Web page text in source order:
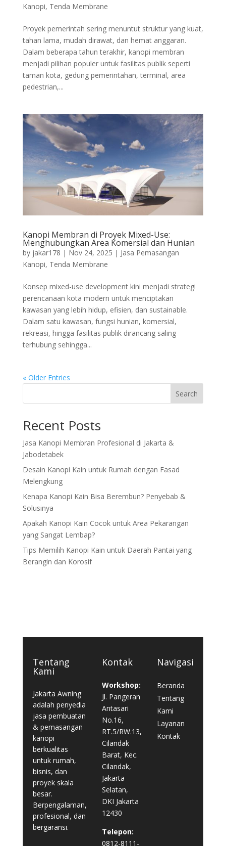
Kanopi, Tenda Membrane
Proyek pemerintah sering menuntut struktur yang kuat,
tahan lama, mudah dirawat, dan hemat anggaran.
Dalam beberapa tahun terakhir, kanopi membran
menjadi pilihan populer untuk fasilitas publik seperti
taman kota, gedung pemerintahan, terminal, area
pedestrian,...
Kanopi Membran di Proyek Mixed-Use:
Menghubungkan Area Komersial dan Hunian
by jakar178 | Nov 24, 2025 | Jasa Pemasangan
Kanopi, Tenda Membrane
Konsep mixed-use development kini menjadi strategi
perencanaan kota modern untuk menciptakan
kawasan yang lebih hidup, efisien, dan sustainable.
Dalam satu kawasan, fungsi hunian, komersial,
rekreasi, hingga fasilitas publik dirancang saling
terhubung sehingga...
« Older Entries
Search
Recent Posts
Jasa Kanopi Membran Profesional di Jakarta &
Jabodetabek
Desain Kanopi Kain untuk Rumah dengan Fasad
Melengkung
Kenapa Kanopi Kain Bisa Berembun? Penyebab &
Solusinya
Apakah Kanopi Kain Cocok untuk Area Pekarangan
yang Sangat Lembap?
Tips Memilih Kanopi Kain untuk Daerah Pantai yang
Berangin dan Korosif
Tentang
Kami
Jakarta Awning
adalah penyedia
jasa pembuatan
& pemasangan
kanopi
berkualitas
untuk rumah,
bisnis, dan
proyek skala
besar.
Berpengalaman,
profesional, dan
bergaransi.
Kontak
Workshop:
Jl. Pangeran
Antasari
No.16,
RT.5/RW.13,
Cilandak
Barat, Kec.
Cilandak,
Jakarta
Selatan,
DKI Jakarta
12430
Telepon:
0812-8111-
Navigasi
Beranda
Tentang
Kami
Layanan
Kontak